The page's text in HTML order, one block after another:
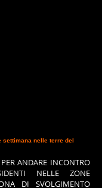
settimana nelle terre del
ANDARE INCONTRO
NELLE ZONE
DI SVOLGIMENTO